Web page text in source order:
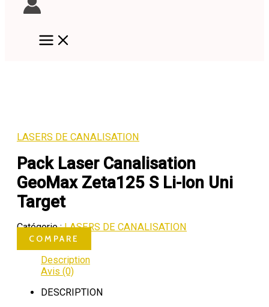
LASERS DE CANALISATION
Pack Laser Canalisation
GeoMax Zeta125 S Li-Ion Uni
Target
Catégorie :LASERS DE CANALISATION
COMPARE
Description
Avis (0)
DESCRIPTION